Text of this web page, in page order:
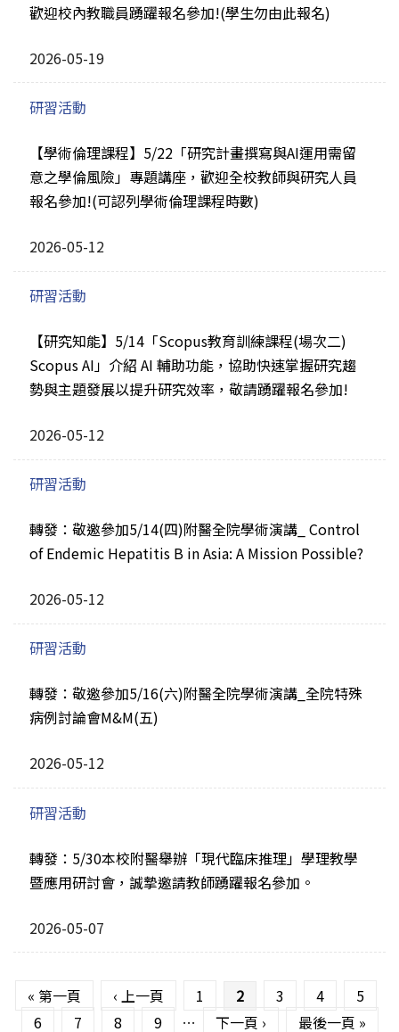
歡迎校內教職員踴躍報名參加!(學生勿由此報名)
2026-05-19
研習活動
【學術倫理課程】5/22「研究計畫撰寫與AI運用需留
意之學倫風險」專題講座，歡迎全校教師與研究人員
報名參加!(可認列學術倫理課程時數)
2026-05-12
研習活動
【研究知能】5/14「Scopus教育訓練課程(場次二)
Scopus AI」介紹 AI 輔助功能，協助快速掌握研究趨
勢與主題發展以提升研究效率，敬請踴躍報名參加!
2026-05-12
研習活動
轉發：敬邀參加5/14(四)附醫全院學術演講_ Control
of Endemic Hepatitis B in Asia: A Mission Possible?
2026-05-12
研習活動
轉發：敬邀參加5/16(六)附醫全院學術演講_全院特殊
病例討論會M&M(五)
2026-05-12
研習活動
轉發：5/30本校附醫舉辦「現代臨床推理」學理教學
暨應用研討會，誠摯邀請教師踴躍報名參加。
2026-05-07
« 第一頁 ‹ 上一頁 1 2 3 4
5
6
7 8 9 … 下一頁 › 最後一頁 »